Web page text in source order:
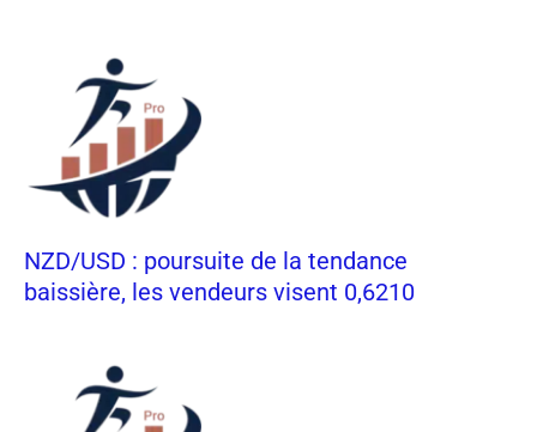
NZD/USD : poursuite de la tendance
baissière, les vendeurs visent 0,6210